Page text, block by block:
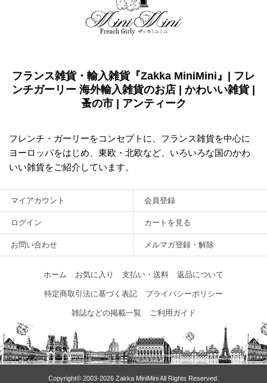
フランス雑貨・輸入雑貨『Zakka MiniMini』| フレ
ンチガーリー 海外輸入雑貨のお店 | かわいい雑貨 |
蚤の市 | アンティーク
フレンチ・ガーリーをコンセプトに、フランス雑貨を中心に
ヨーロッパをはじめ、東欧・北欧など、いろいろな国のかわ
いい雑貨をご紹介しています。
マイアカウント 会員登録
ログイン カートを見る
お問い合わせ メルマガ登録・解除
ホーム お気に入り 支払い・送料 返品について
特定商取引法に基づく表記 プライバシーポリシー
雑誌などの掲載一覧 ご利用ガイド
Copyright© 2003‐2026 Zakka MiniMini All Rights Reserved.